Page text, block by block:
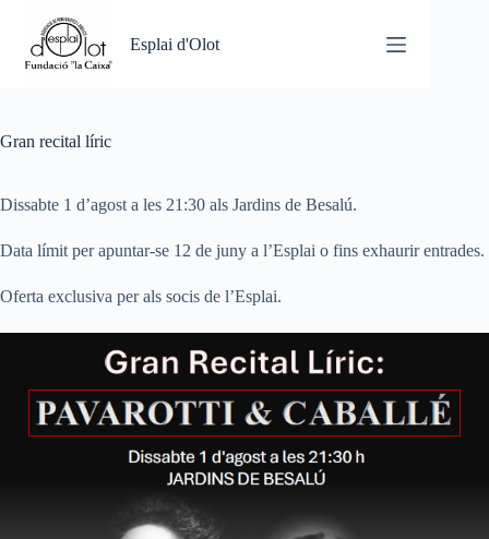
contingut
Esplai d'Olot
Gran recital líric
Dissabte 1 d’agost a les 21:30 als Jardins de Besalú.
Data límit per apuntar-se 12 de juny a l’Esplai o fins exhaurir entrades.
Oferta exclusiva per als socis de l’Esplai.